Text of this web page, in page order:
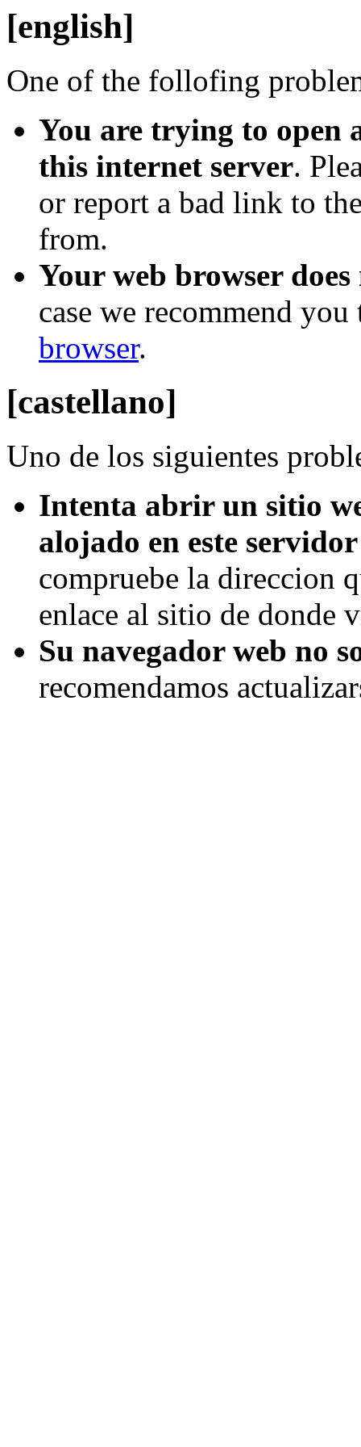
[english]
One of the follofing
You are trying to open
this internet server.
or report a bad link to
from.
Your web browser
case we recommend
browser.
[castellano]
Uno de los siguientes
Intenta abrir un sitio
alojado en este
compruebe la direccion
enlace al sitio de donde
Su navegador web no
recomendamos